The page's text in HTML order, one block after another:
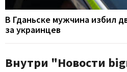
В Гданьске мужчина избил
за украинцев
Внутри "Новости